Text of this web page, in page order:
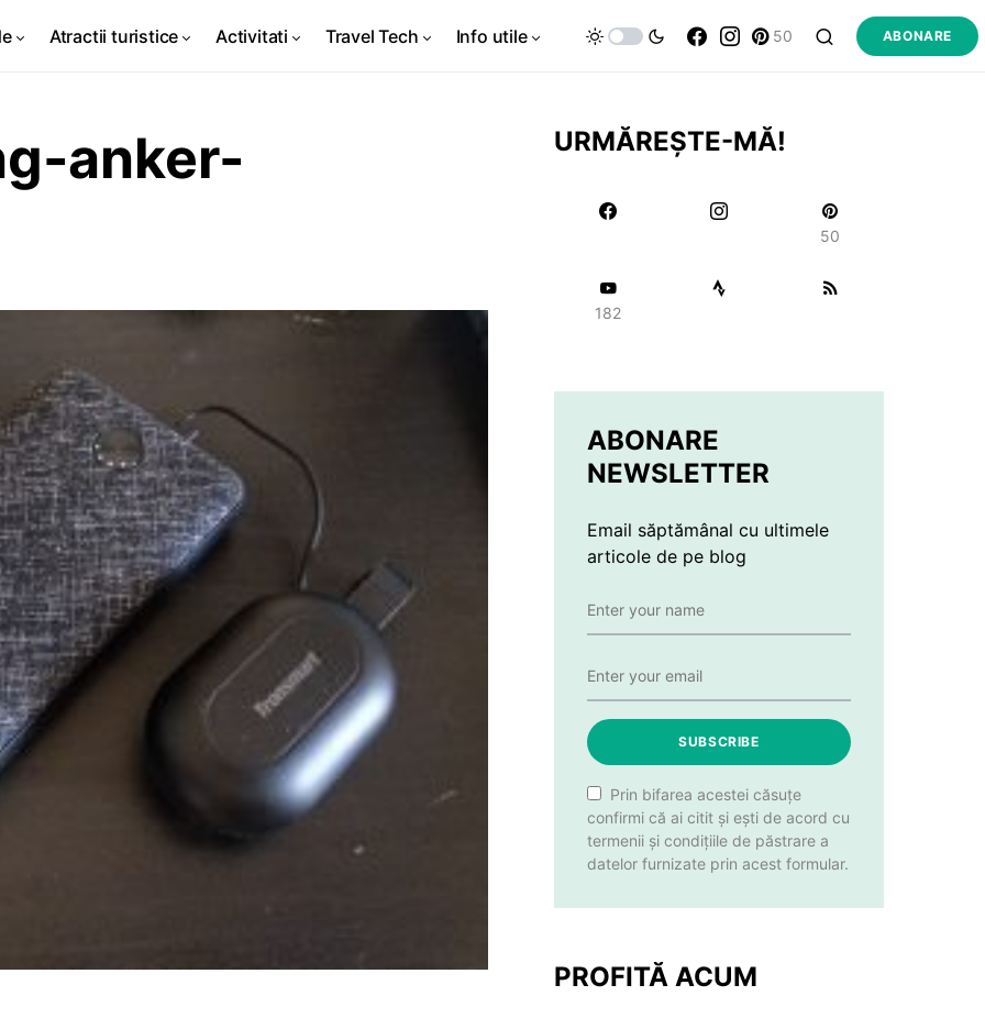
Atractii turistice Activitati Travel Tech Info utile 50 ABONARE
anker- URMĂREȘTE-MĂ!
50
182
ABONARE
NEWSLETTER
Email săptămânal cu ultimele
articole de pe blog
SUBSCRIBE
Prin bifarea acestei căsuțe
confirmi că ai citit și ești de acord cu
termenii și condițiile de păstrare a
datelor furnizate prin acest formular.
PROFITĂ ACUM